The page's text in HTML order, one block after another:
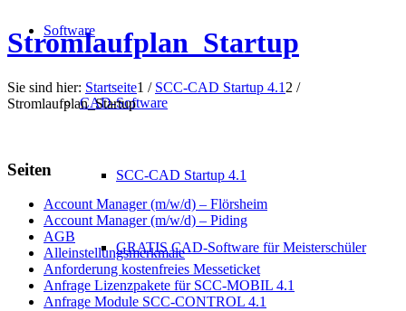
Software
CAD-Software
SCC-CAD Startup 4.1
GRATIS CAD-Software für Meisterschüler
Stromlaufplan_Startup
Sie sind hier: Startseite1 / SCC-CAD Startup 4.1 2 /
Stromlaufplan_Startup
Seiten
Account Manager (m/w/d) – Flörsheim
Account Manager (m/w/d) – Piding
AGB
Alleinstellungsmerkmale
Anforderung kostenfreies Messeticket
Anfrage Lizenzpakete für SCC-MOBIL 4.1
Anfrage Module SCC-CONTROL 4.1